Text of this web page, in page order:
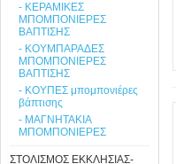
- ΚΕΡΑΜΙΚΕΣ
ΜΠΟΜΠΟΝΙΕΡΕΣ
ΒΑΠΤΙΣΗΣ
- ΚΟΥΜΠΑΡΑΔΕΣ
ΜΠΟΜΠΟΝΙΕΡΕΣ
ΒΑΠΤΙΣΗΣ
- ΚΟΥΠΕΣ μπομπονιέρες
βάπτισης
- ΜΑΓΝΗΤΑΚΙΑ
ΜΠΟΜΠΟΝΙΕΡΕΣ
ΣΤΟΛΙΣΜΟΣ ΕΚΚΛΗΣΙΑΣ-